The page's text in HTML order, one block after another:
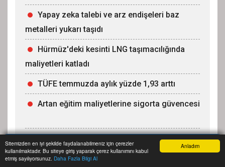
Anladım
Sitemizden en iyi şekilde faydalanabilmeniz için çerezler
kullanılmaktadır. Bu siteye giriş yaparak çerez kullanımını kabul
etmiş sayılıyorsunuz. Daha Fazla Bilgi Al
Yapay zeka talebi ve arz endişeleri baz
metalleri yukarı taşıdı
Hürmüz'deki kesinti LNG taşımacılığında
maliyetleri katladı
TÜFE temmuzda aylık yüzde 1,93 arttı
Artan eğitim maliyetlerine sigorta güvencesi
Anasayfa Yazarlar Haber Ara İhbar Hattı Menu